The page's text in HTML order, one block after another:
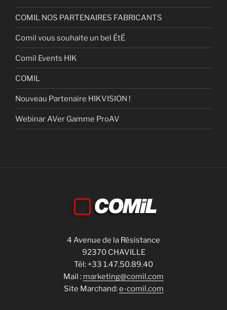
COMIL NOS PARTENAIRES FABRICANTS
Comil vous souhaite un bel ÉtÉ
Comil Events HIK
COMIL
Nouveau Partenaire HIKVISION !
Webinar AVer Gamme ProAV
4 Avenue de la Résistance
92370 CHAVILLE
Tél: +33 1.47.50.89.40
Mail : marketing@comil.com
Site Marchand:e-comil.com